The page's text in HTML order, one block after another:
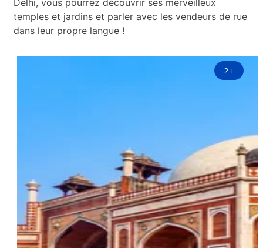
temples et jardins et parler avec les vendeurs de rue
dans leur propre langue !
2+